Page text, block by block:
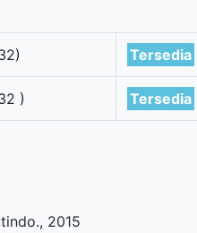
Tersedia
) Tersedia
., 2015